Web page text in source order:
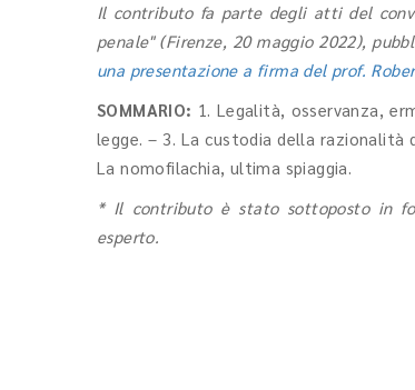
Il contributo fa parte degli atti del
penale" (Firenze, 20 maggio 2022),
una presentazione a firma del prof.
SOMMARIO: 1. Legalità, osservanza,
legge. – 3. La custodia della
La nomofilachia, ultima spiaggia.
* Il contributo è stato sottoposto in
esperto.